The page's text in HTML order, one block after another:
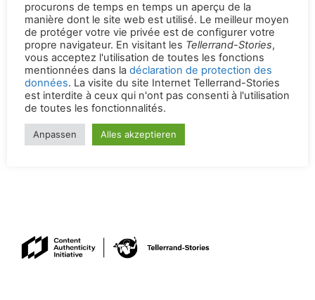
Rechercher des photos sur ce sujet sur Alamy.
Suchen
procurons de temps en temps un aperçu de la
manière dont le site web est utilisé. Le meilleur moyen
de protéger votre vie privée est de configurer votre
propre navigateur. En visitant les Tellerrand-Stories,
vous acceptez l'utilisation de toutes les fonctions
mentionnées dans la déclaration de protection des
données. La visite du site Internet Tellerrand-Stories
est interdite à ceux qui n'ont pas consenti à l'utilisation
de toutes les fonctionnalités.
Anpassen Alles akzeptieren